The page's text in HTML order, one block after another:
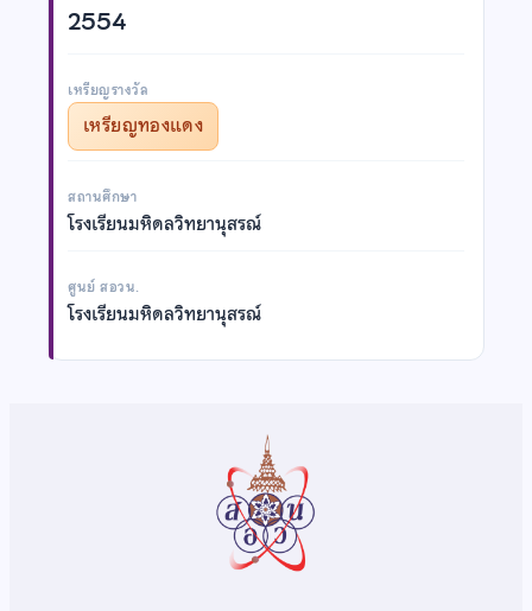
2554
เหรียญรางวัล
เหรียญทองแดง
สถานศึกษา
โรงเรียนมหิดลวิทยานุสรณ์
ศูนย์ สอวน.
โรงเรียนมหิดลวิทยานุสรณ์